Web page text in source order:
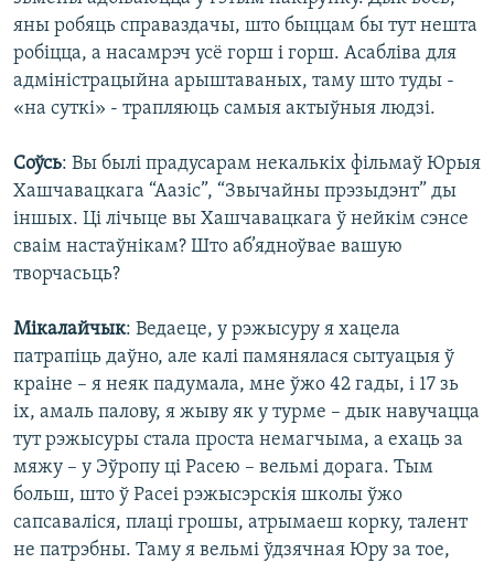
яны робяць справаздачы, што быццам бы тут нешта
робіцца, а насамрэч усё горш і горш. Асабліва для
адміністрацыйна арыштаваных, таму што туды -
«на суткі» - трапляюць самыя актыўныя людзі.
Соўсь: Вы былі прадусарам некалькіх фільмаў Юрыя
Хашчавацкага “Аазіс”, “Звычайны прэзыдэнт” ды
іншых. Ці лічыце вы Хашчавацкага ў нейкім сэнсе
сваім настаўнікам? Што аб’ядноўвае вашую
творчасьць?
Мікалайчык: Ведаеце, у рэжысуру я хацела
патрапіць даўно, але калі памянялася сытуацыя ў
краіне – я неяк падумала, мне ўжо 42 гады, і 17 зь
іх, амаль палову, я жыву як у турме – дык навучацца
тут рэжысуры стала проста немагчыма, а ехаць за
мяжу – у Эўропу ці Расею – вельмі дорага. Тым
больш, што ў Расеі рэжысэрскія школы ўжо
сапсаваліся, плаці грошы, атрымаеш корку, талент
не патрэбны. Таму я вельмі ўдзячная Юру за тое,